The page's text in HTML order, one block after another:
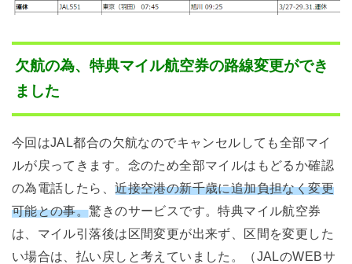
欠航の為、特典マイル航空券の路線変更ができ
ました
今回はJAL都合の欠航なのでキャンセルしても全部マイ
ルが戻ってきます。念のため全部マイルはもどるか確認
の為電話したら、近接空港の新千歳に追加負担なく変更
可能との事。驚きのサービスです。特典マイル航空券
は、マイル引落後は区間変更が出来ず、区間を変更した
い場合は、払い戻しと考えていました。（JALのWEBサ